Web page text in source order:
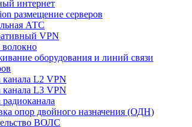
интернет
размещение серверов
АТС
VPN
оборудования и линий связи
канала L2 VPN
канала L3 VPN
опор двойного назначения (ОДН)
ВОЛС